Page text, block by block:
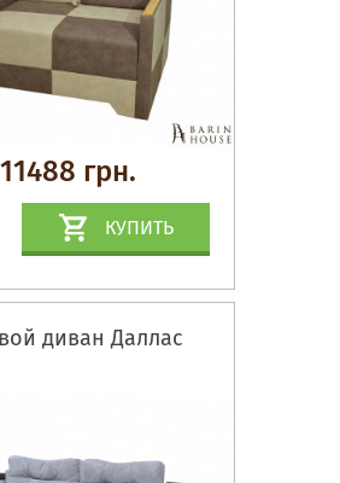
11488 грн.
КУПИТЬ
диван Даллас